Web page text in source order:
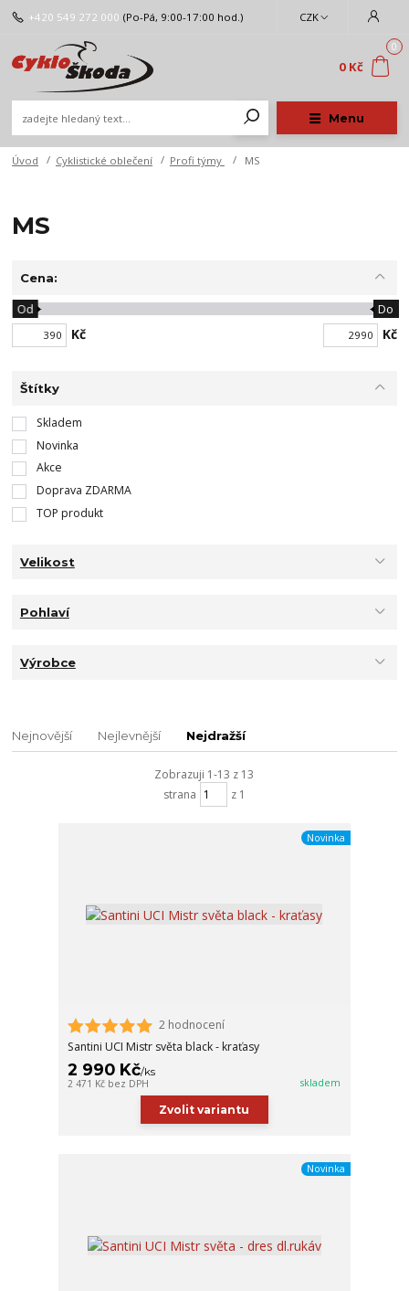
Menu
CZK
+420 549 272 000 (Po-Pá, 9:00-17:00 hod.)
0
0 Kč
Úvod Cyklistické oblečení Profi týmy MS
MS
Cena:
Kč
Od Do
Kč
Štítky
Skladem
Novinka
Akce
Doprava ZDARMA
TOP produkt
Velikost
Pohlaví
Výrobce
Nejnovější Nejlevnější Nejdražší
Zobrazuji 1-13 z 13
strana
z 1
Novinka
2 hodnocení
Santini UCI Mistr světa black - kraťasy
2 990 Kč/ks
2 471 Kč bez DPH skladem
Zvolit variantu
Novinka